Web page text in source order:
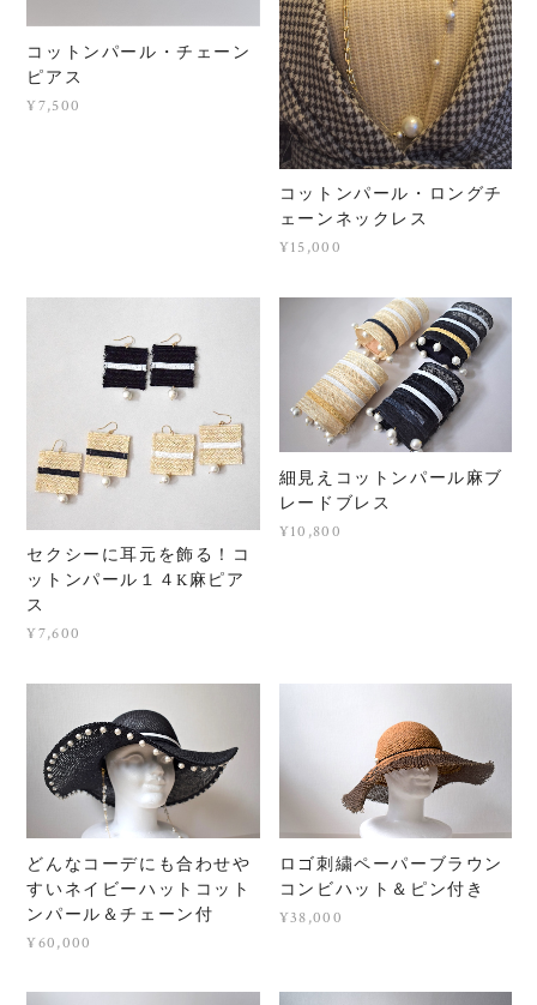
コットンパール・チェーン
ピアス
¥7,500
コットンパール・ロングチ
ェーンネックレス
¥15,000
セクシーに耳元を飾る！コ
ットンパール１４K麻ピア
ス
¥7,600
細見えコットンパール麻ブ
レードブレス
¥10,800
どんなコーデにも合わせや
すいネイビーハットコット
ンパール＆チェーン付
¥60,000
ロゴ刺繍ペーパーブラウン
コンビハット＆ピン付き
¥38,000